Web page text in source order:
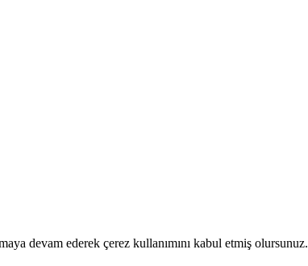
devam ederek çerez kullanımını kabul etmiş olursunuz.